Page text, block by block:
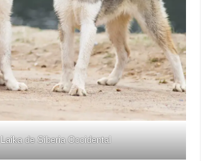
Laika de Siberia Occidental